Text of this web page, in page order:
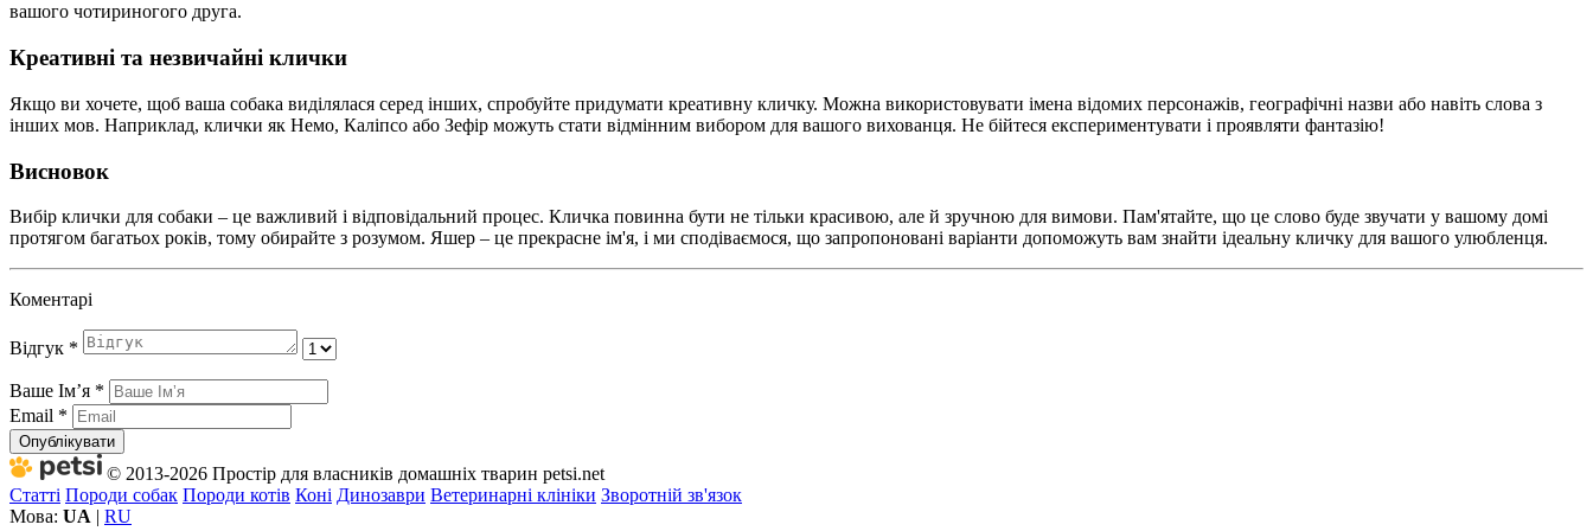
вашого чотириногого друга.
Креативні та незвичайні клички
Якщо ви хочете, щоб ваша собака виділялася серед інших, спробуйте придумати креативну кличку. Можна використовувати імена відомих персонажів, географічні назви або навіть слова з
інших мов. Наприклад, клички як Немо, Каліпсо або Зефір можуть стати відмінним вибором для вашого вихованця. Не бійтеся експериментувати і проявляти фантазію!
Висновок
Вибір клички для собаки – це важливий і відповідальний процес. Кличка повинна бути не тільки красивою, але й зручною для вимови. Пам'ятайте, що це слово буде звучати у вашому домі
протягом багатьох років, тому обирайте з розумом. Яшер – це прекрасне ім'я, і ми сподіваємося, що запропоновані варіанти допоможуть вам знайти ідеальну кличку для вашого улюбленця.
Коментарі
Відгук *
Ваше Імʼя *
Email *
Опублікувати
© 2013-2026 Простір для власників домашніх тварин petsi.net
Статті Породи собак Породи котів Коні Динозаври Ветеринарні клініки Зворотній зв'язок
Мова: UA | RU